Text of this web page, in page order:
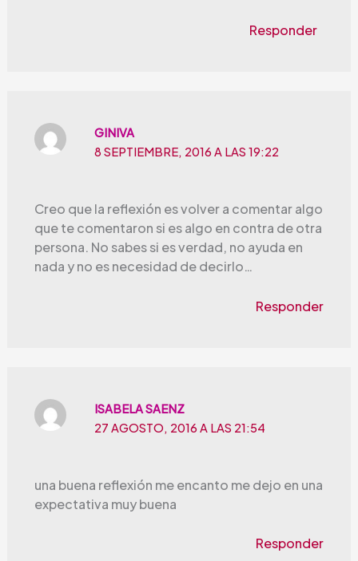
Responder
GINIVA
8 SEPTIEMBRE, 2016 A LAS 19:22
Creo que la reflexión es volver a comentar algo
que te comentaron si es algo en contra de otra
persona. No sabes si es verdad, no ayuda en
nada y no es necesidad de decirlo…
Responder
ISABELA SAENZ
27 AGOSTO, 2016 A LAS 21:54
una buena reflexión me encanto me dejo en una
expectativa muy buena
Responder